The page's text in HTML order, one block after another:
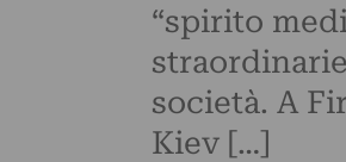
“spirito
società. A
Kiev […]